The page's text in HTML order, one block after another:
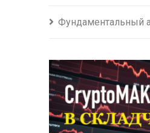
Фундаментальный